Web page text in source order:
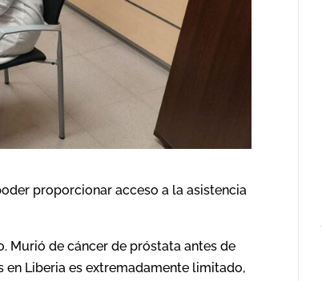
proporcionar acceso a la asistencia
Murió de cáncer de próstata antes de
Liberia es extremadamente limitado,